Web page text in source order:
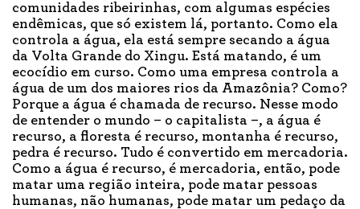
comunidades ribeirinhas, com algumas espécies
endêmicas, que só existem lá, portanto. Como ela
controla a água, ela está sempre secando a água
da Volta Grande do Xingu. Está matando, é um
ecocídio em curso. Como uma empresa controla a
água de um dos maiores rios da Amazônia? Como?
Porque a água é chamada de recurso. Nesse modo
de entender o mundo – o capitalista –, a água é
recurso, a floresta é recurso, montanha é recurso,
pedra é recurso. Tudo é convertido em mercadoria.
Como a água é recurso, é mercadoria, então, pode
matar uma região inteira, pode matar pessoas
humanas, não humanas, pode matar um pedaço da